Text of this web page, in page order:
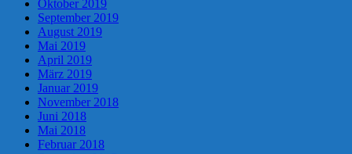
Oktober 2019
September 2019
August 2019
Mai 2019
April 2019
März 2019
Januar 2019
November 2018
Juni 2018
Mai 2018
Februar 2018